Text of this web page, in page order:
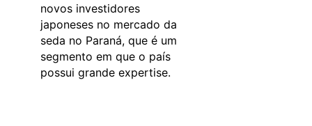
novos investidores
japoneses no mercado da
seda no Paraná, que é um
segmento em que o país
possui grande expertise.